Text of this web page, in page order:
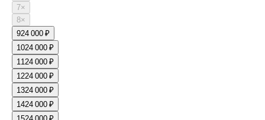
7×
8×
924 000 ₽
1024 000 ₽
1124 000 ₽
1224 000 ₽
1324 000 ₽
1424 000 ₽